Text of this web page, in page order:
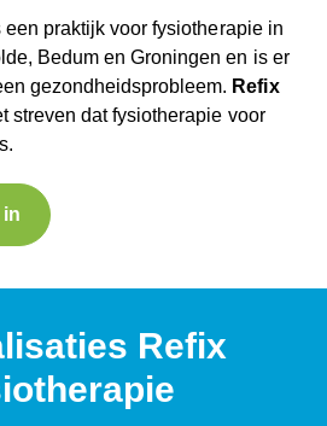
een praktijk voor fysiotherapie in
Bedum en Groningen en is er
gezondheidsprobleem. Refix
streven dat fysiotherapie voor
in
Refix